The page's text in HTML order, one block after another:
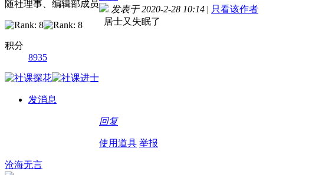
随社理事、编辑部成员
积分
8935
发消息
发表于 2020-2-28 10:14 | 只看该作者
居士又失眠了
回复
使用道具 举报
沧海无言